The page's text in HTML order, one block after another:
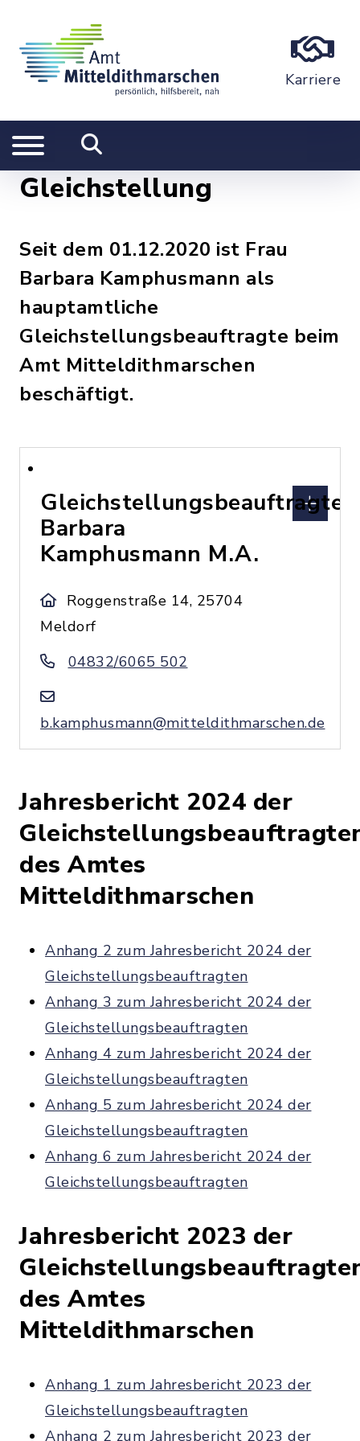
Karriere
Gleichstellung
Seit dem 01.12.2020 ist Frau
Barbara Kamphusmann als
hauptamtliche
Gleichstellungsbeauftragte beim
Amt Mitteldithmarschen
beschäftigt.
Gleichstellungsbeauftragte
Barbara
Kamphusmann M.A.
Roggenstraße 14, 25704
Meldorf
04832/6065 502
b.kamphusmann@mitteldithmarschen.de
Jahresbericht 2024 der
des Amtes
Mitteldithmarschen
Anhang 2 zum Jahresbericht 2024 der
Gleichstellungsbeauftragten
Anhang 3 zum Jahresbericht 2024 der
Gleichstellungsbeauftragten
Anhang 4 zum Jahresbericht 2024 der
Gleichstellungsbeauftragten
Anhang 5 zum Jahresbericht 2024 der
Gleichstellungsbeauftragten
Anhang 6 zum Jahresbericht 2024 der
Gleichstellungsbeauftragten
Jahresbericht 2023 der
des Amtes
Mitteldithmarschen
Anhang 1 zum Jahresbericht 2023 der
Gleichstellungsbeauftragten
Anhang 2 zum Jahresbericht 2023 der